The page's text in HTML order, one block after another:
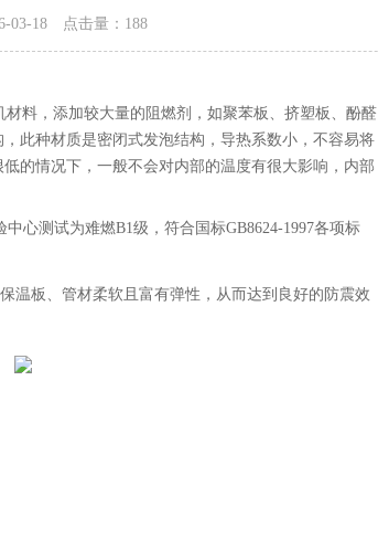
03-18 点击量： 188
料，添加较大量的阻燃剂，如聚苯板、挤塑板、酚醛
此种材质是密闭式发泡结构，导热系数小，不容易将
的情况下，一般不会对内部的温度有很大影响，内部
心测试为难燃B1级，符合国标GB8624-1997各项标
温板、管材柔软且富有弹性，从而达到良好的防震效